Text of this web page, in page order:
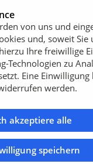
von uns und
und, soweit
Ihre freiwillige
Technologien zu
Eine
werden.
akzeptiere alle
speichern